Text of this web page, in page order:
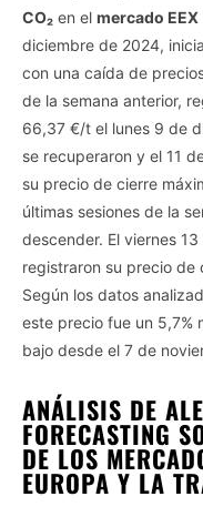
CO₂ en el mercado EEX
diciembre de 2024,
con una caída de
de la semana anterior,
66,37 €/t el lunes 9 de
se recuperaron y el 11
su precio de cierre
últimas sesiones de la
descender. El viernes
registraron su precio de
Según los datos
este precio fue un 5,7%
bajo desde el 7 de
ANÁLISIS DE
FORECASTING
DE LOS
EUROPA Y LA